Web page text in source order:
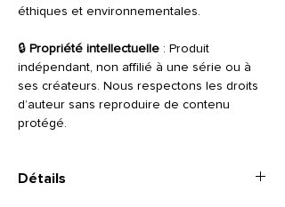
éthiques et environnementales.
🔒 Propriété intellectuelle : Produit
indépendant, non affilié à une série ou à
ses créateurs. Nous respectons les droits
d’auteur sans reproduire de contenu
protégé.
Détails